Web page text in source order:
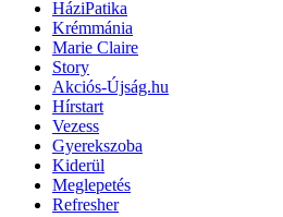
HáziPatika
Krémmánia
Marie Claire
Story
Akciós-Újság.hu
Hírstart
Vezess
Gyerekszoba
Kiderül
Meglepetés
Refresher